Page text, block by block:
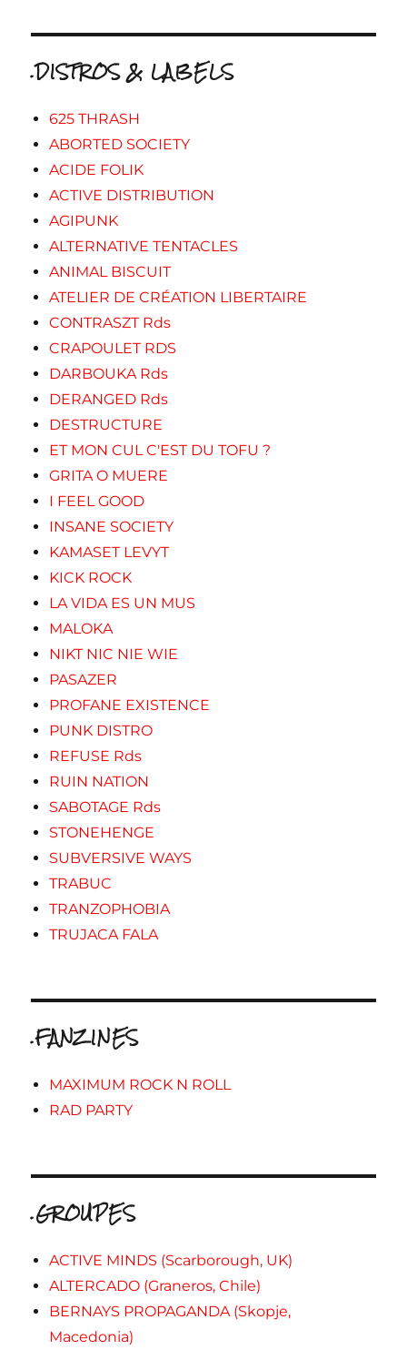
.DISTROS & LABELS
625 THRASH
ABORTED SOCIETY
ACIDE FOLIK
ACTIVE DISTRIBUTION
AGIPUNK
ALTERNATIVE TENTACLES
ANIMAL BISCUIT
ATELIER DE CRÉATION LIBERTAIRE
CONTRASZT Rds
CRAPOULET RDS
DARBOUKA Rds
DERANGED Rds
DESTRUCTURE
ET MON CUL C'EST DU TOFU ?
GRITA O MUERE
I FEEL GOOD
INSANE SOCIETY
KAMASET LEVYT
KICK ROCK
LA VIDA ES UN MUS
MALOKA
NIKT NIC NIE WIE
PASAZER
PROFANE EXISTENCE
PUNK DISTRO
REFUSE Rds
RUIN NATION
SABOTAGE Rds
STONEHENGE
SUBVERSIVE WAYS
TRABUC
TRANZOPHOBIA
TRUJACA FALA
.FANZINES
MAXIMUM ROCK N ROLL
RAD PARTY
.GROUPES
ACTIVE MINDS (Scarborough, UK)
ALTERCADO (Graneros, Chile)
BERNAYS PROPAGANDA (Skopje,
Macedonia)